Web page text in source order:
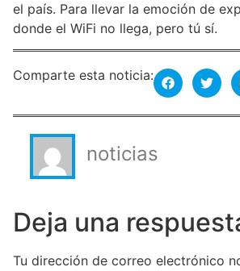
el país. Para llevar la emoción de
donde el WiFi no llega, pero tú sí.
Comparte esta noticia:
noticias
Deja una
Tu dirección de correo electrónico